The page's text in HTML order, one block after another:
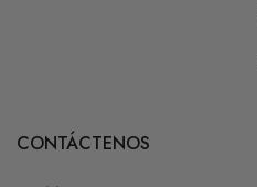
CONTÁCTENOS